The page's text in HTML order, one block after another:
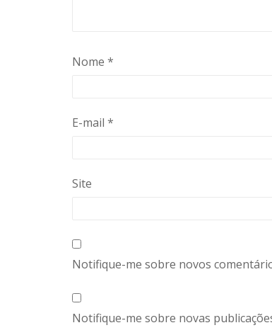
Nome *
E-mail *
Site
Notifique-me sobre novos
Notifique-me sobre novas